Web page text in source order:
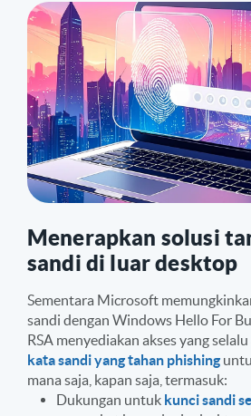
Menerapkan solusi
sandi di luar desktop
Sementara Microsoft
sandi dengan Windows Hello For
RSA menyediakan akses yang
kata sandi yang tahan phishing
mana saja, kapan saja, termasuk:
Dukungan untuk kunci sandi